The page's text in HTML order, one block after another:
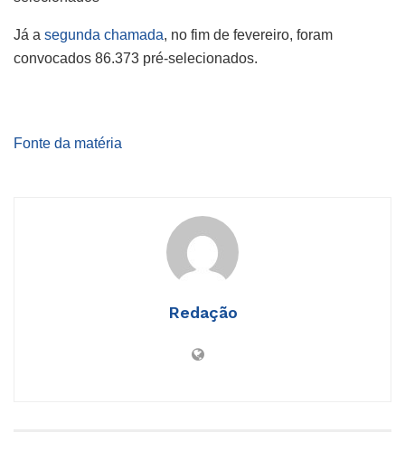
Já a segunda chamada, no fim de fevereiro, foram
convocados 86.373 pré-selecionados.
Fonte da matéria
Redação